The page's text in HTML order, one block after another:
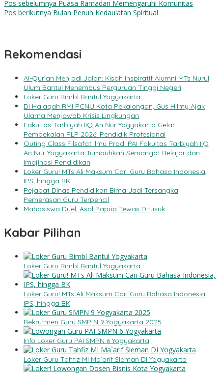
Pos sebelumnya Puasa Ramadan Memengaruhi Komunitas
Pos berikutnya Bulan Penuh Kedaulatan Spiritual
Rekomendasi
Al-Qur’an Menjadi Jalan: Kisah Inspiratif Alumni MTs Nurul
Ulum Bantul Menembus Perguruan Tinggi Negeri
Loker Guru Bimbl Bantul Yogyakarta
Di Halaqah RMI PCNU Kota Pekalongan, Gus Hilmy Ajak
Ulama Menjawab Krisis Lingkungan
Fakultas Tarbiyah IIQ An Nur Yogyakarta Gelar
Pembekalan PLP 2026: Pendidik Profesional
Outing Class Filsafat Ilmu Prodi PAI Fakultas Tarbiyah IIQ
An Nur Yogyakarta Tumbuhkan Semangat Belajar dan
Imajinasi Pendidikan
Loker Guru! MTs Ali Maksum Cari Guru Bahasa Indonesia,
IPS, hingga BK
Pejabat Dinas Pendidikan Bima Jadi Tersangka
Pemerasan Guru Terpencil
Mahasiswa Duel, Asal Papua Tewas Ditusuk
Kabar Pilihan
Loker Guru Bimbl Bantul Yogyakarta
Loker Guru! MTs Ali Maksum Cari Guru Bahasa Indonesia,
IPS, hingga BK
Rekrutmen Guru SMP N 9 Yogyakarta 2025
Info Loker Guru PAI SMPN 6 Yogyakarta
Loker Guru Tahfiz MI Ma`arif Sleman DI Yogyakarta